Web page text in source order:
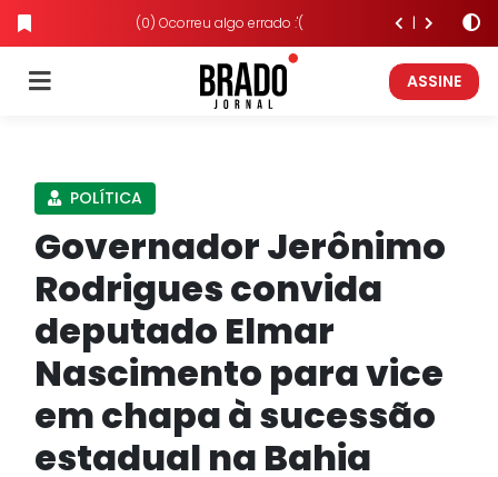
(0) Ocorreu algo errado :'(
ASSINE
POLÍTICA
Governador Jerônimo
Rodrigues convida
deputado Elmar
Nascimento para vice
em chapa à sucessão
estadual na Bahia